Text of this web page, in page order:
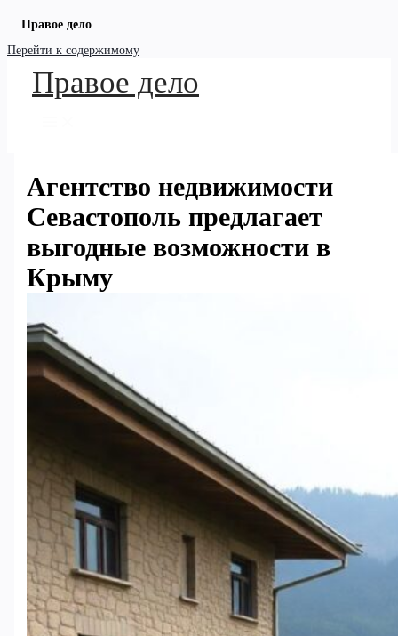
Правое дело
Перейти к содержимому
Правое дело
Агентство недвижимости
Севастополь предлагает
выгодные возможности в
Крыму